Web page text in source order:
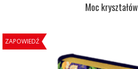
Moc kryształów
ZAPOWIEDŹ